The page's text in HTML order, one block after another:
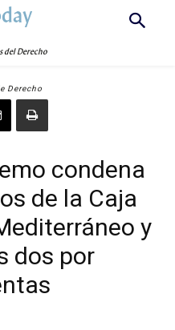
del Derecho
Derecho
condena
de la Caja
y
dos por